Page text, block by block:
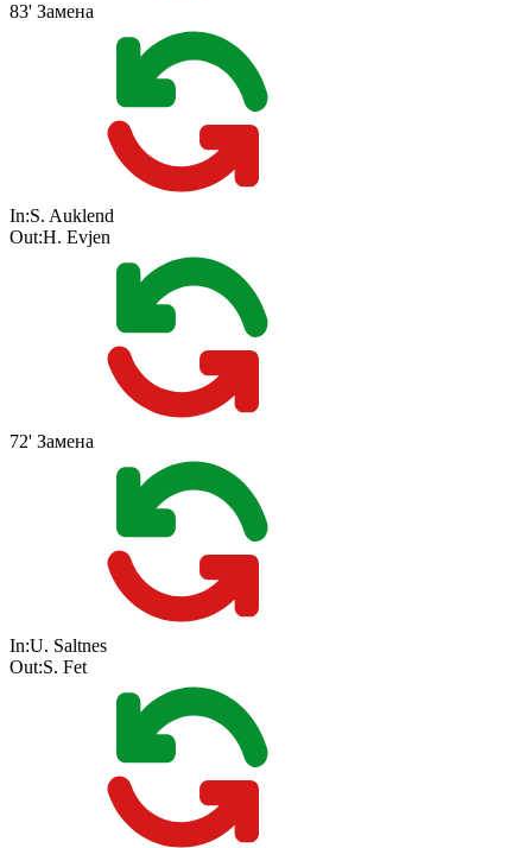
83' Замена
In:S. Auklend
Out:H. Evjen
72' Замена
In:U. Saltnes
Out:S. Fet